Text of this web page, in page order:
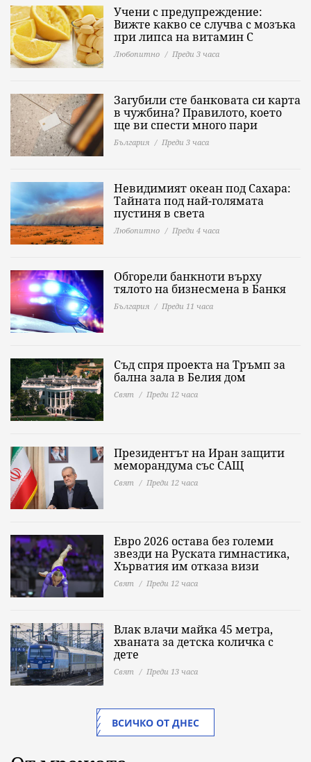
Учени с предупреждение:
Вижте какво се случва с мозъка
при липса на витамин C
Любопитно Преди 3 часа
Загубили сте банковата си карта
в чужбина? Правилото, което
ще ви спести много пари
България Преди 3 часа
Невидимият океан под Сахара:
Тайната под най-голямата
пустиня в света
Любопитно Преди 4 часа
Обгорели банкноти върху
тялото на бизнесмена в Банкя
България Преди 11 часа
Съд спря проекта на Тръмп за
бална зала в Белия дом
Свят Преди 12 часа
Президентът на Иран защити
меморандума със САЩ
Свят Преди 12 часа
Евро 2026 остава без големи
звезди на Руската гимнастика,
Хърватия им отказа визи
Свят Преди 12 часа
Влак влачи майка 45 метра,
хваната за детска количка с
дете
Свят Преди 13 часа
ВСИЧКО ОТ ДНЕС